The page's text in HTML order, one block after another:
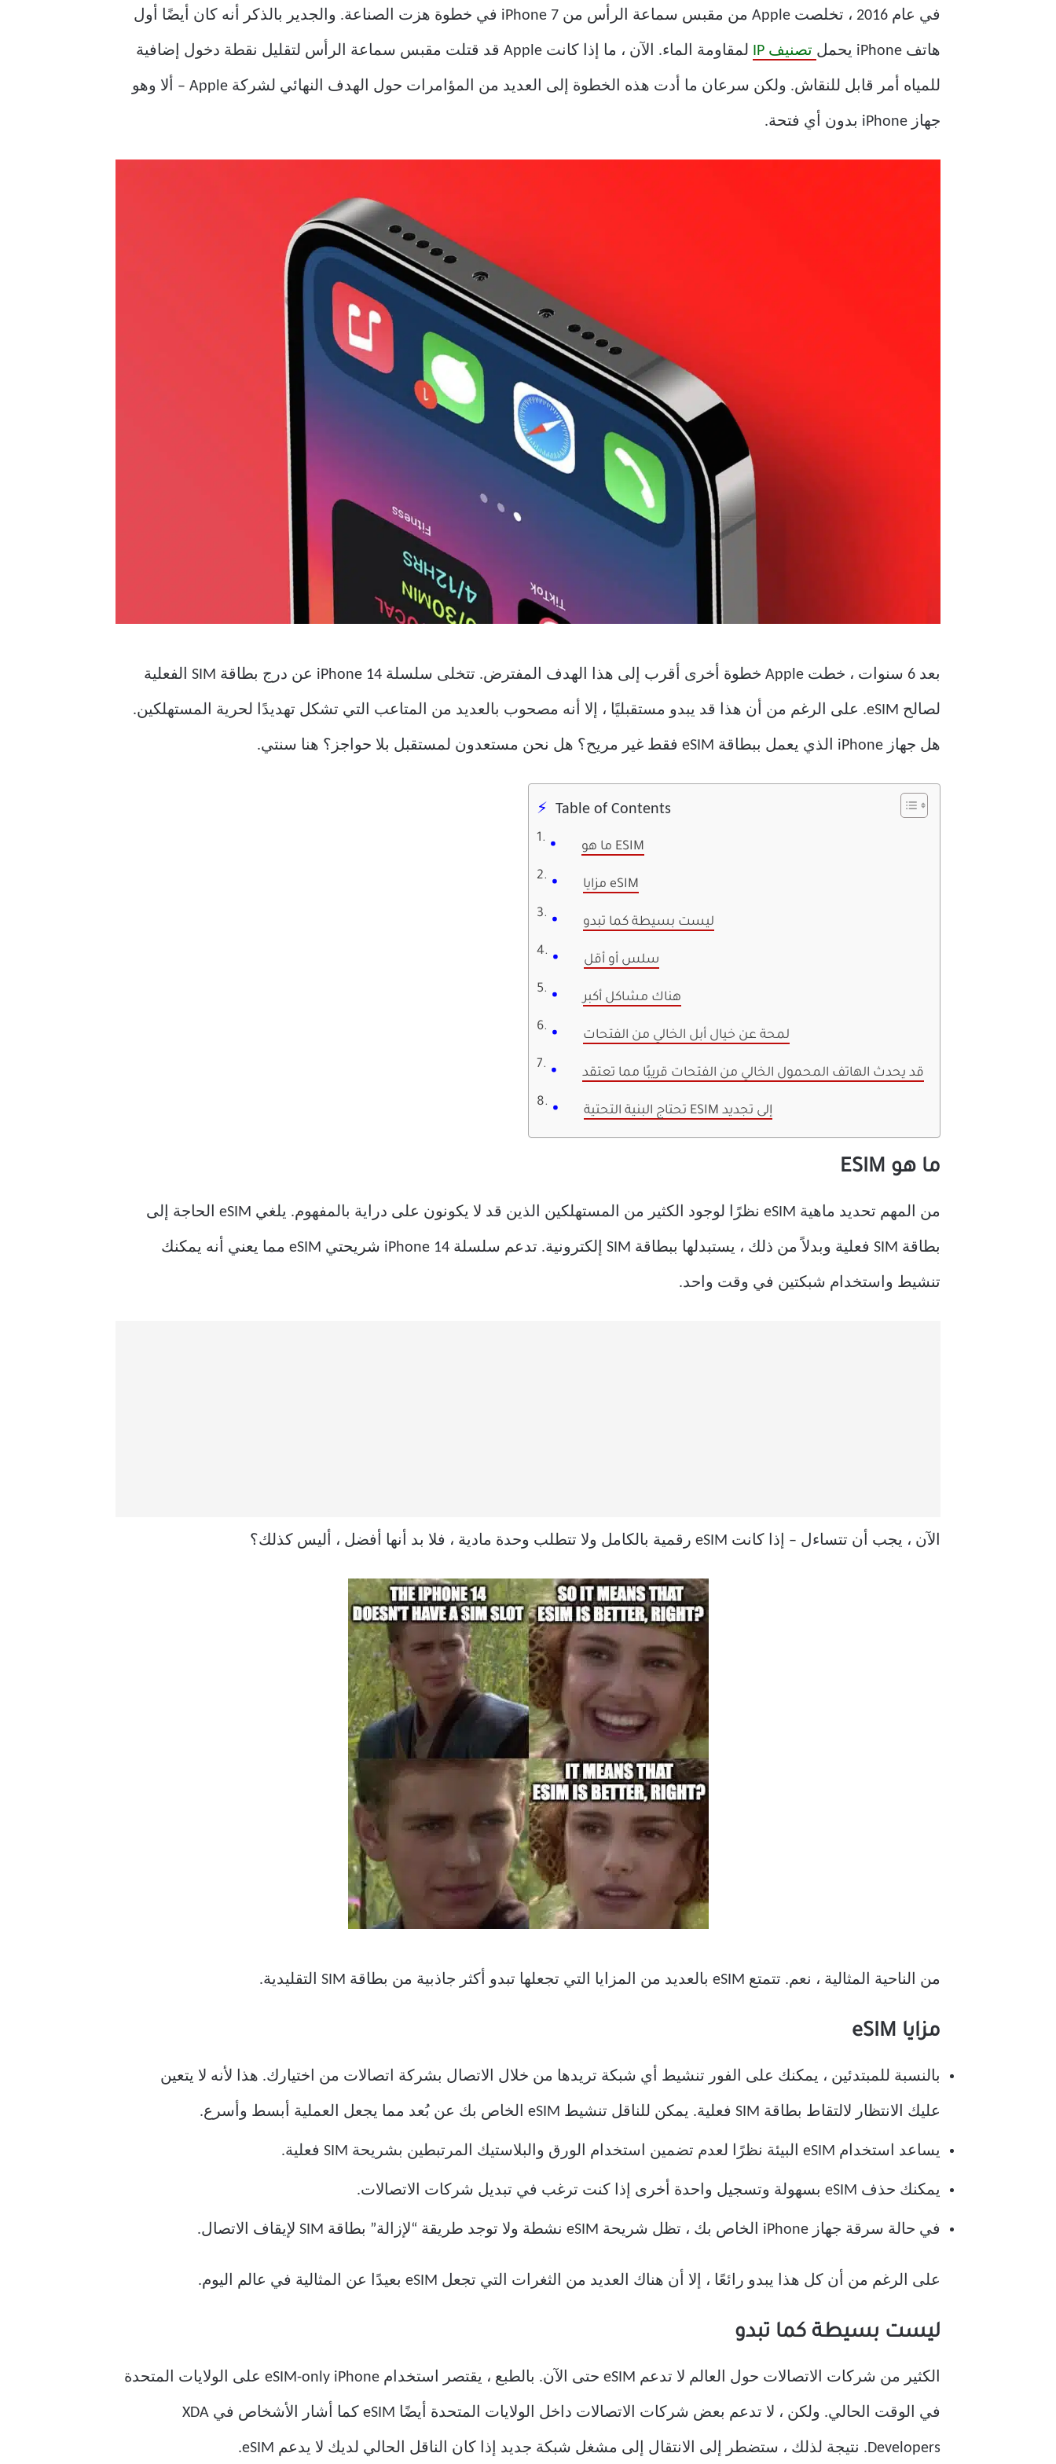
في عام 2016 ، تخلصت Apple من مقبس سماعة الرأس من iPhone 7 في خطوة هزت الصناعة. والجدير بالذكر أنه كان أيضًا أول
هاتف iPhone يحمل تصنيف IP لمقاومة الماء. الآن ، ما إذا كانت Apple قد قتلت مقبس سماعة الرأس لتقليل نقطة دخول إضافية
للمياه أمر قابل للنقاش. ولكن سرعان ما أدت هذه الخطوة إلى العديد من المؤامرات حول الهدف النهائي لشركة Apple – ألا وهو
جهاز iPhone بدون أي فتحة.
بعد 6 سنوات ، خطت Apple خطوة أخرى أقرب إلى هذا الهدف المفترض. تتخلى سلسلة iPhone 14 عن درج بطاقة SIM الفعلية
لصالح eSIM. على الرغم من أن هذا قد يبدو مستقبليًا ، إلا أنه مصحوب بالعديد من المتاعب التي تشكل تهديدًا لحرية المستهلكين.
هل جهاز iPhone الذي يعمل ببطاقة eSIM فقط غير مريح؟ هل نحن مستعدون لمستقبل بلا حواجز؟ هنا سنتي.
Table of Contents
ما هو ESIM
مزايا eSIM
ليست بسيطة كما تبدو
سلس أو أقل
هناك مشاكل أكبر
لمحة عن خيال أبل الخالي من الفتحات
قد يحدث الهاتف المحمول الخالي من الفتحات قريبًا مما تعتقد
تحتاج البنية التحتية ESIM إلى تجديد
ما هو ESIM
من المهم تحديد ماهية eSIM نظرًا لوجود الكثير من المستهلكين الذين قد لا يكونون على دراية بالمفهوم. يلغي eSIM الحاجة إلى
بطاقة SIM فعلية وبدلاً من ذلك ، يستبدلها ببطاقة SIM إلكترونية. تدعم سلسلة iPhone 14 شريحتي eSIM مما يعني أنه يمكنك
تنشيط واستخدام شبكتين في وقت واحد.
الآن ، يجب أن تتساءل – إذا كانت eSIM رقمية بالكامل ولا تتطلب وحدة مادية ، فلا بد أنها أفضل ، أليس كذلك؟
من الناحية المثالية ، نعم. تتمتع eSIM بالعديد من المزايا التي تجعلها تبدو أكثر جاذبية من بطاقة SIM التقليدية.
مزايا eSIM
بالنسبة للمبتدئين ، يمكنك على الفور تنشيط أي شبكة تريدها من خلال الاتصال بشركة اتصالات من اختيارك. هذا لأنه لا يتعين
عليك الانتظار لالتقاط بطاقة SIM فعلية. يمكن للناقل تنشيط eSIM الخاص بك عن بُعد مما يجعل العملية أبسط وأسرع.
يساعد استخدام eSIM البيئة نظرًا لعدم تضمين استخدام الورق والبلاستيك المرتبطين بشريحة SIM فعلية.
يمكنك حذف eSIM بسهولة وتسجيل واحدة أخرى إذا كنت ترغب في تبديل شركات الاتصالات.
في حالة سرقة جهاز iPhone الخاص بك ، تظل شريحة eSIM نشطة ولا توجد طريقة “لإزالة” بطاقة SIM لإيقاف الاتصال.
على الرغم من أن كل هذا يبدو رائعًا ، إلا أن هناك العديد من الثغرات التي تجعل eSIM بعيدًا عن المثالية في عالم اليوم.
ليست بسيطة كما تبدو
الكثير من شركات الاتصالات حول العالم لا تدعم eSIM حتى الآن. بالطبع ، يقتصر استخدام eSIM-only iPhone على الولايات المتحدة
في الوقت الحالي. ولكن ، لا تدعم بعض شركات الاتصالات داخل الولايات المتحدة أيضًا eSIM كما أشار الأشخاص في XDA
Developers. نتيجة لذلك ، ستضطر إلى الانتقال إلى مشغل شبكة جديد إذا كان الناقل الحالي لديك لا يدعم eSIM.